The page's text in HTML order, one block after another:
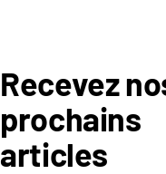
Recevez
prochains
articles